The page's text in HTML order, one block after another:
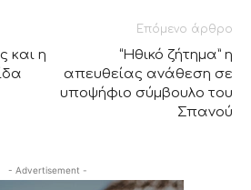
και η
Επόμενο άρθρο
“Ηθικό ζήτημα” η
απευθείας ανάθεση σε
υποψήφιο σύμβουλο του
Σπανού
- Advertisement -